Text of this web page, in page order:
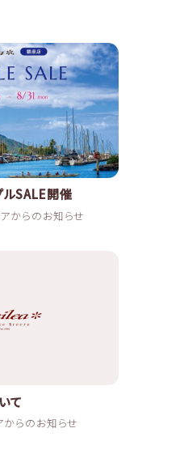
ルSALE開催
からのお知らせ
て
からのお知らせ